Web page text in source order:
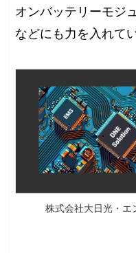
オンバッテリーモジ
などにも力を入れて
株式会社大日光・